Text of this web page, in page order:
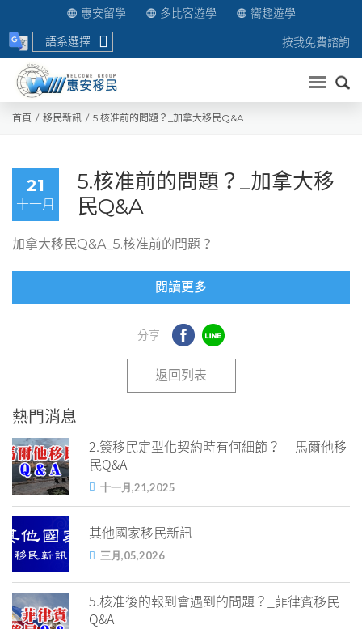
惠安留學 多比客遊學
嚮趣遊學
語系選擇
按我免費諮詢
送出
首頁 移民新訊 5.核准前的問題？_加拿大移民Q&A
21
十一月
5.核准前的問題？_加拿大移
民Q&A
加拿大移民Q&A_5.核准前的問題？
閱讀更多
返回列表
熱門消息
2.簽移民定型化契約時有何細節？__馬爾他移
民Q&A
十一月,21,2025
其他國家移民新訊
三月,05,2026
5.核准後的報到會遇到的問題？_菲律賓移民
Q&A